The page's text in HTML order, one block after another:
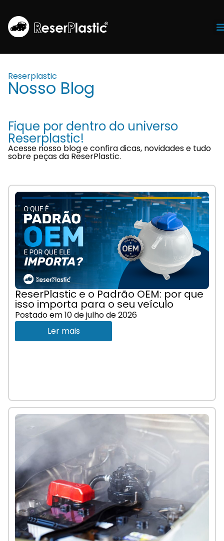
Reserplastic
Nosso Blog
Fique por dentro do universo
Reserplastic!
Acesse nosso blog e confira dicas, novidades e tudo
sobre peças da ReserPlastic.
ReserPlastic e o Padrão OEM: por que
isso importa para o seu veículo
Postado em10 de julho de 2026
Ler mais